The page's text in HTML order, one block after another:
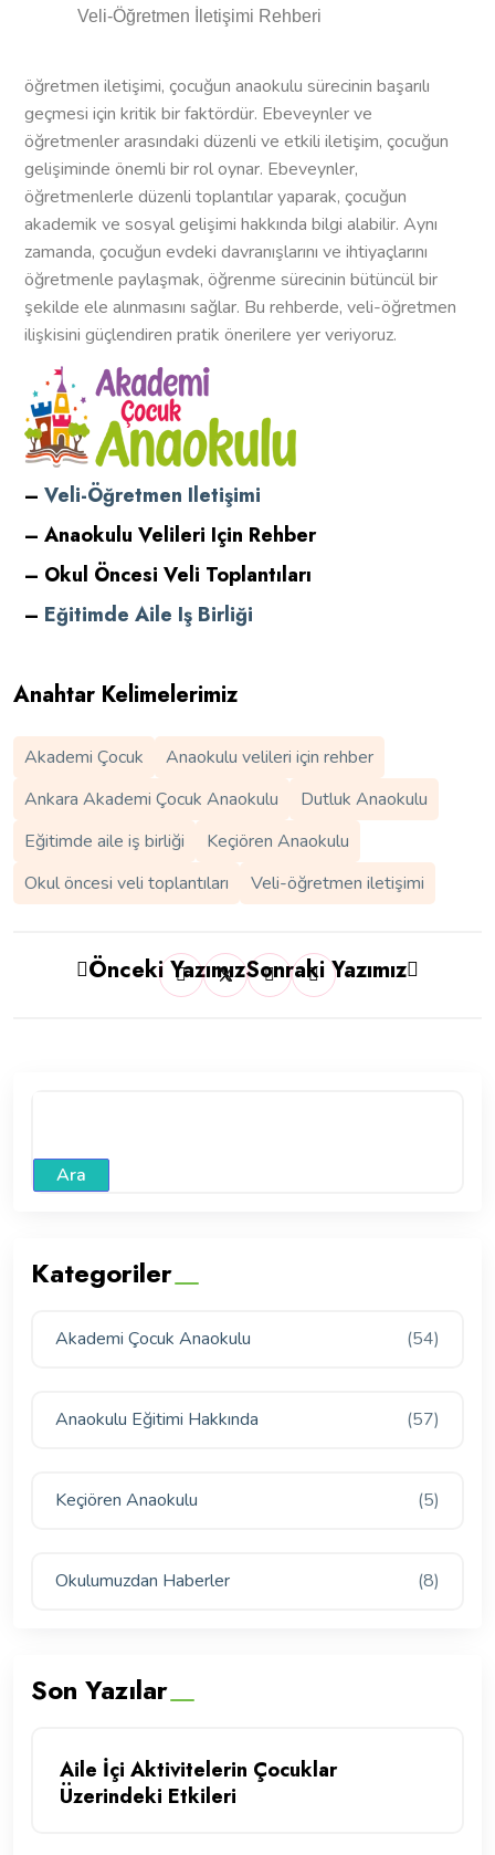
Veli-Öğretmen İletişimi Rehberi
öğretmen iletişimi, çocuğun anaokulu sürecinin başarılı
geçmesi için kritik bir faktördür. Ebeveynler ve
öğretmenler arasındaki düzenli ve etkili iletişim, çocuğun
gelişiminde önemli bir rol oynar. Ebeveynler,
öğretmenlerle düzenli toplantılar yaparak, çocuğun
akademik ve sosyal gelişimi hakkında bilgi alabilir. Aynı
zamanda, çocuğun evdeki davranışlarını ve ihtiyaçlarını
öğretmenle paylaşmak, öğrenme sürecinin bütüncül bir
şekilde ele alınmasını sağlar. Bu rehberde, veli-öğretmen
ilişkisini güçlendiren pratik önerilere yer veriyoruz.
– Veli-Öğretmen Iletişimi
– Anaokulu Velileri Için Rehber
– Okul Öncesi Veli Toplantıları
– Eğitimde Aile Iş Birliği
Anahtar Kelimelerimiz
Akademi Çocuk
Anaokulu velileri için rehber
Ankara Akademi Çocuk Anaokulu
Dutluk Anaokulu
Eğitimde aile iş birliği
Keçiören Anaokulu
Okul öncesi veli toplantıları
Veli-öğretmen iletişimi
Önceki YazımızSonraki Yazımız
Ara
Kategoriler
Akademi Çocuk Anaokulu (54)
Anaokulu Eğitimi Hakkında (57)
Keçiören Anaokulu (5)
Okulumuzdan Haberler (8)
Son Yazılar
Aile İçi Aktivitelerin Çocuklar
Üzerindeki Etkileri